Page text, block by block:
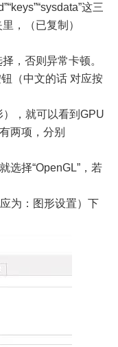
这三
，（已复制）
，否则异常卡顿。
（中文的话 对应按
，就可以看到GPU
两项，分别
选择“OpenGL”，若
为：图形设置）下